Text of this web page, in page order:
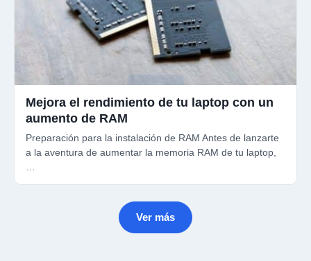
Mejora el rendimiento de tu laptop con un
aumento de RAM
Preparación para la instalación de RAM Antes de lanzarte
a la aventura de aumentar la memoria RAM de tu laptop,
Ver más